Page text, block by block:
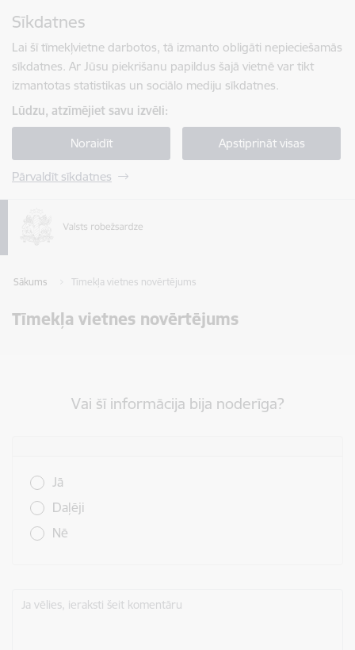
Sīkdatnes
Lai šī tīmekļvietne darbotos, tā izmanto obligāti nepieciešamās
sīkdatnes. Ar Jūsu piekrišanu papildus šajā vietnē var tikt
izmantotas statistikas un sociālo mediju sīkdatnes.
Lūdzu, atzīmējiet savu izvēli:
Noraidīt Apstiprināt visas
Pārvaldīt sīkdatnes
Sākums Tīmekļa vietnes novērtējums
Tīmekļa vietnes novērtējums
Vai šī informācija bija noderīga?
Jā
Daļēji
Nē
Ja vēlies, ieraksti šeit komentāru